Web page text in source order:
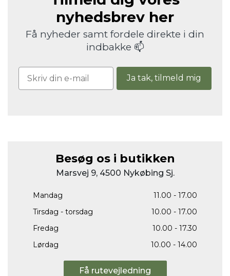
nyhedsbrev her
Få nyheder samt fordele direkte i din
indbakke 📫
Ja tak, tilmeld mig
Besøg os i butikken
Marsvej 9, 4500 Nykøbing Sj.
Mandag
11.00 - 17.00
Tirsdag - torsdag
10.00 - 17.00
Fredag
10.00 - 17.30
Lørdag
10.00 - 14.00
Få rutevejledning